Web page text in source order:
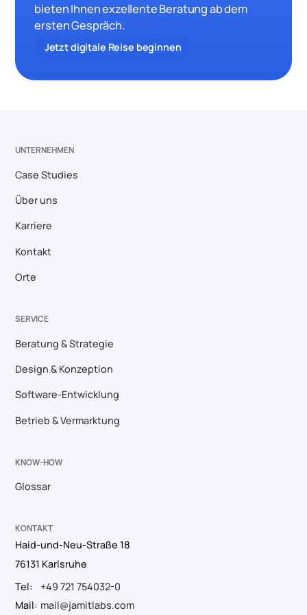
bieten Ihnen exzellente Beratung ab dem
ersten Gespräch.
Jetzt digitale Reise beginnen
UNTERNEHMEN
Case Studies
Über uns
Karriere
Kontakt
Orte
SERVICE
Beratung & Strategie
Design & Konzeption
Software-Entwicklung
Betrieb & Vermarktung
KNOW-HOW
Glossar
KONTAKT
Haid-und-Neu-Straße 18
76131 Karlsruhe
Tel:
+49 721 754032-0
Mail: mail@jamitlabs.com